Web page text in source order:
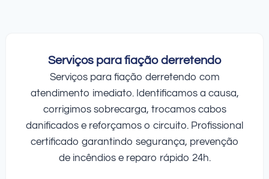
Serviços para fiação derretendo
Serviços para fiação derretendo com
atendimento imediato. Identificamos a causa,
corrigimos sobrecarga, trocamos cabos
danificados e reforçamos o circuito. Profissional
certificado garantindo segurança, prevenção
de incêndios e reparo rápido 24h.